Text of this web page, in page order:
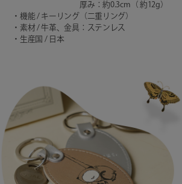
厚み：約0.3cm（ 約12g）
・機能 / キーリング（二重リング）
・素材 / 牛革、金具：ステンレス
・生産国 / 日本